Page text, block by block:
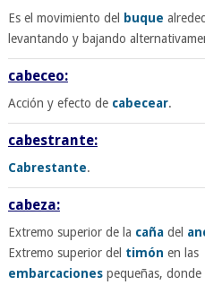
Es el movimiento del buque
levantando y bajando
cabeceo:
Acción y efecto de cabecear.
cabestrante:
Cabrestante.
cabeza:
Extremo superior de la cañadel
Extremo superior del timón en las
embarcacionespequeñas, donde